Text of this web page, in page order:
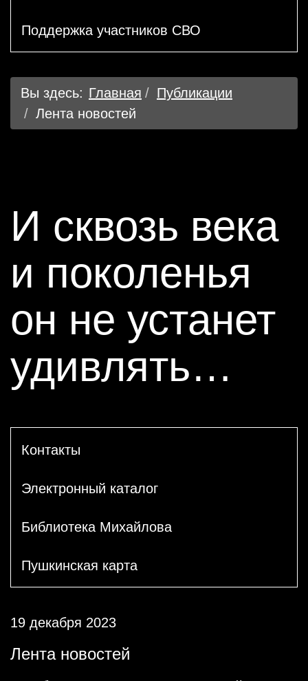
Поддержка участников СВО
Вы здесь: Главная
Публикации
Лента новостей
И сквозь века
и поколенья
он не устанет
удивлять…
Контакты
Электронный каталог
Библиотека Михайлова
Пушкинская карта
19 декабря 2023
Лента новостей